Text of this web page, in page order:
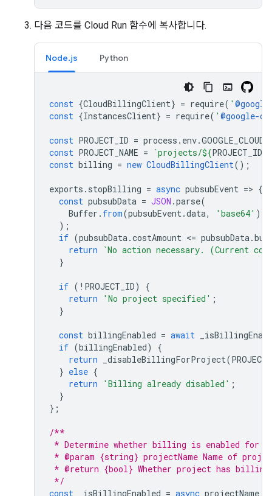
다음 코드를 Cloud Run 함수에 복사합니다.
Node.js Python
const {CloudBillingClient} = require( '
const {InstancesClient} = require( ' @google-
const PROJECT_ID = process . env.
const PROJECT_NAME = `projects/${PROJECT_ID
const billing = new CloudBillingClient();
exports . stopBilling = async pubsubEvent => {
const pubsubData = JSON .parse(
Buffer . from(pubsubEvent.data, 'base64' ).
);
if (pubsubData.costAmount <= pubsubData.
return
`No action necessary. (Current
}
if ( ! PROJECT_ID)
{
return
'No project specified' ;
}
const billingEnabled = await
if (billingEnabled)
{
return
_disableBillingForProject(
} else {
return
'Billing already disabled' ;
}
};
/**
* Determine whether billing is enabled for
* @param {string} projectName Name of
* @return {bool} Whether project has billing
*/
const
_isBillingEnabled = async projectName